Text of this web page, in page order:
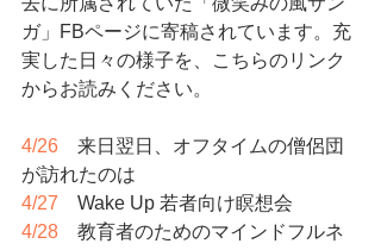
ガ」FBページに寄稿されています。充
実した日々の様子を、こちらのリンク
からお読みください。
4/26 来日翌日、オフタイムの僧侶団
が訪れたのは
4/27 Wake Up 若者向け瞑想会
4/28 教育者のためのマインドフルネ